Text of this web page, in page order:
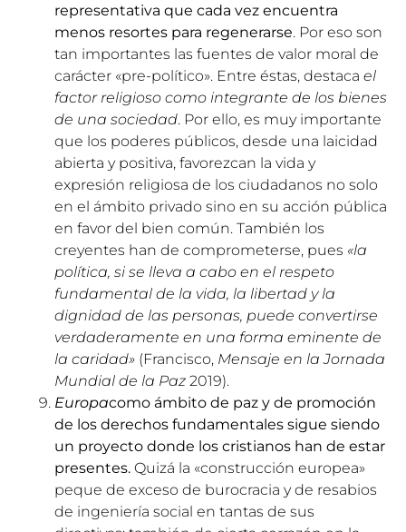
representativa que cada vez encuentra
menos resortes para regenerarse. Por eso son
tan importantes las fuentes de valor moral de
carácter «pre-político». Entre éstas, destaca el
factor religioso como integrante de los bienes
de una sociedad. Por ello, es muy importante
que los poderes públicos, desde una laicidad
abierta y positiva, favorezcan la vida y
expresión religiosa de los ciudadanos no solo
en el ámbito privado sino en su acción pública
en favor del bien común. También los
creyentes han de comprometerse, pues «la
política, si se lleva a cabo en el respeto
fundamental de la vida, la libertad y la
dignidad de las personas, puede convertirse
verdaderamente en una forma eminente de
la caridad» (Francisco, Mensaje en la Jornada
Mundial de la Paz 2019).
Europacomo ámbito de paz y de promoción
de los derechos fundamentales sigue siendo
un proyecto donde los cristianos han de estar
presentes. Quizá la «construcción europea»
peque de exceso de burocracia y de resabios
de ingeniería social en tantas de sus